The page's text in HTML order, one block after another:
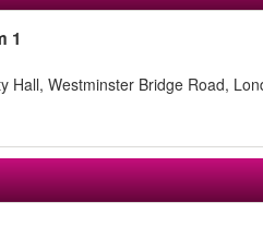
1
Hall, Westminster Bridge Road,